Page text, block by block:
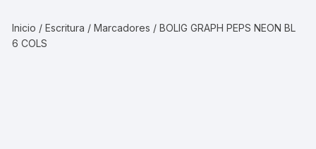
Inicio /Escritura /Marcadores / BOLIG GRAPH PEPS NEON BL
6 COLS